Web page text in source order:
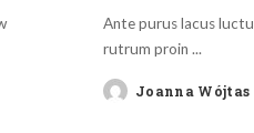
Ante purus lacus
rutrum proin ...
PostedJoanna Wójtas